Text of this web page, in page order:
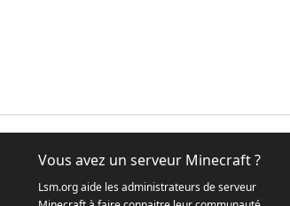
Vous avez un serveur Minecraft ?
Lsm.org aide les administrateurs de serveur